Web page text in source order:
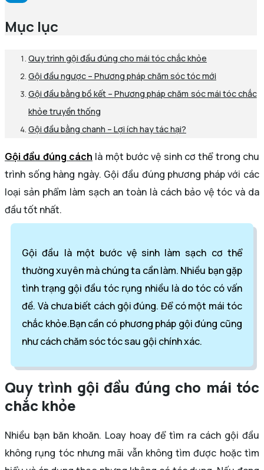
Mục lục
Quy trình gội đầu đúng cho mái tóc chắc khỏe
Gội đầu ngược – Phương pháp chăm sóc tóc mới
Gội đầu bằng bồ kết – Phương pháp chăm sóc mái tóc chắc
khỏe truyền thống
Gội đầu bằng chanh – Lợi ích hay tác hại?
Gội đầu đúng cách là một bước vệ sinh cơ thể trong chu
trình sống hàng ngày. Gội đầu đúng phương pháp với các
loại sản phẩm làm sạch an toàn là cách bảo vệ tóc và da
đầu tốt nhất.
Gội đầu là một bước vệ sinh làm sạch cơ thể
thường xuyên mà chúng ta cần làm. Nhiều bạn gặp
tình trạng gội đầu tóc rụng nhiều là do tóc có vấn
đề. Và chưa biết cách gội đúng. Để có một mái tóc
chắc khỏe.Bạn cần có phương pháp gội đúng cũng
như cách chăm sóc tóc sau gội chính xác.
Quy trình gội đầu đúng cho mái tóc
chắc khỏe
Nhiều bạn băn khoăn. Loay hoay để tìm ra cách gội đầu
không rụng tóc nhưng mãi vẫn không tìm được hoặc tìm